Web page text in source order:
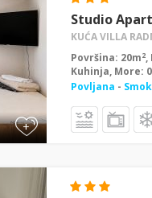
+
Studio
KUĆA VILLA
Površina: 20m2,
Kuhinja, More:
Povljana -